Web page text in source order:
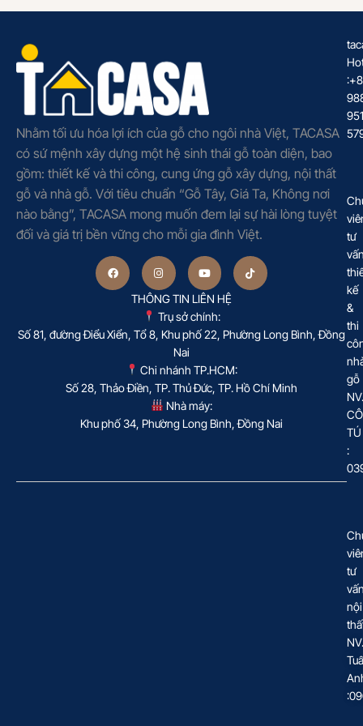
Nhằm tối ưu hóa lợi ích của gỗ cho ngôi nhà Việt, TACASA
có sứ mệnh xây dựng một hệ sinh thái gỗ toàn diện, bao
gồm: thiết kế và thi công, cung ứng gỗ xây dựng, nội thất
gỗ và nhà gỗ. Với tiêu chuẩn “Gỗ Tây, Giá Ta, Không nơi
nào bằng”, TACASA mong muốn đem lại sự hài lòng tuyệt
đối và giá trị bền vững cho mỗi gia đình Việt.
THÔNG TIN LIÊN HỆ
Trụ sở chính:
Số 81, đường Điểu Xiển, Tổ 8, Khu phố 22, Phường Long Bình, Đồng
Nai
Chi nhánh TP.HCM:
Số 28, Thảo Điền, TP. Thủ Đức, TP. Hồ Chí Minh
Nhà máy:
Khu phố 34, Phường Long Bình, Đồng Nai
951
tư
kế
&
thi
gỗ
NV.
TÚ
:
tư
nội
NV.